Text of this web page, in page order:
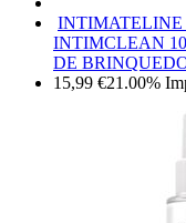
INTIMATELINE
INTIMCLEAN
DE
15,99 €21.00%